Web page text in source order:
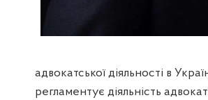
адвокатської діяльності в
регламентує діяльність